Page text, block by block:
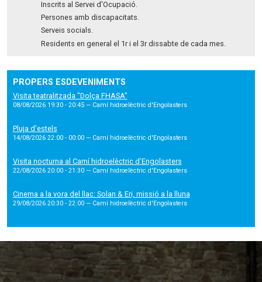
Inscrits al Servei d'Ocupació.
Persones amb discapacitats.
Serveis socials.
Residents en general el 1r i el 3r dissabte de cada mes.
PROPERS ESDEVENIMENTS
Visita teatralitzada "Dolça FHASA"
08/08/2026 19:30 - 20:45 — Camí hidroelèctric d'Engolasters
Pluja d'estels
14/08/2026 22:00 - 00:00 — Camí hidroelèctric d'Engolasters
Visita nocturna al Camí hidroelèctric d’Engolasters
22/08/2026 20:00 - 21:30 — Camí hidroelèctric d'Engolasters
Cinema a la vora del llac: Solan & Eri, missió a la lluna
29/08/2026 20:30 - 22:00 — Camí hidroelèctric d'Engolasters